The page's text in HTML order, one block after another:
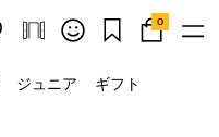
0
ジュニア ギフト